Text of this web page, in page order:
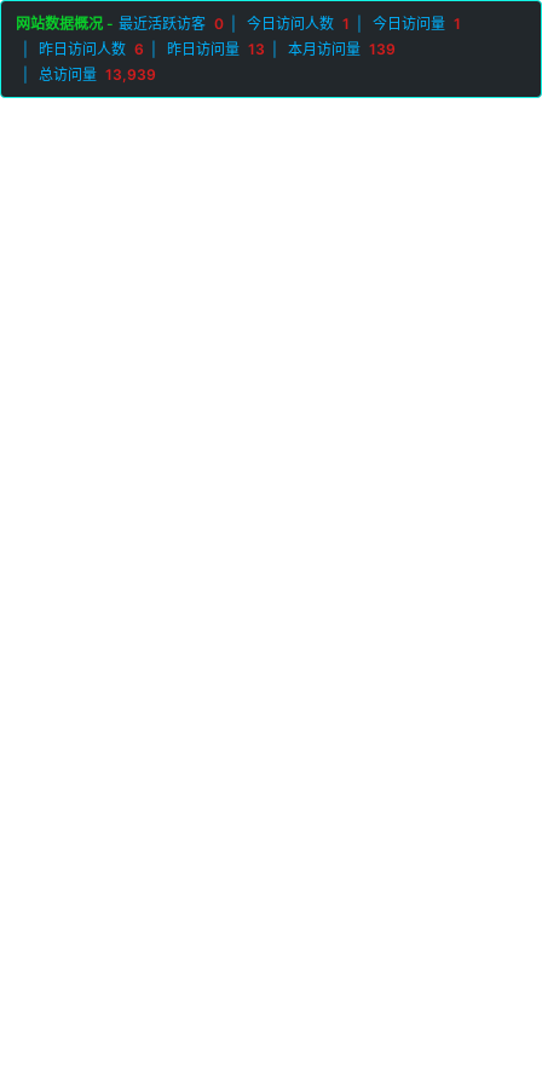
网站数据概况 - 最近活跃访客 0 今日访问人数 1 今日访问量 1
昨日访问人数 6 昨日访问量 13 本月访问量 139
总访问量 13,939